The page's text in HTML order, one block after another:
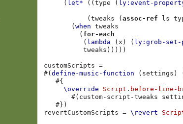
( let* ((type ( ly:event-
(tweaks (assoc-ref ls
(when
tweaks
( for-each
( lambda (x ) ( ly:grob-set-
tweaks )))))
customScripts
=
#(define-music-function ( settings )
#{
\override
Script . before-line-
#( custom-script-tweaks
#})
revertCustomScripts
= \revert